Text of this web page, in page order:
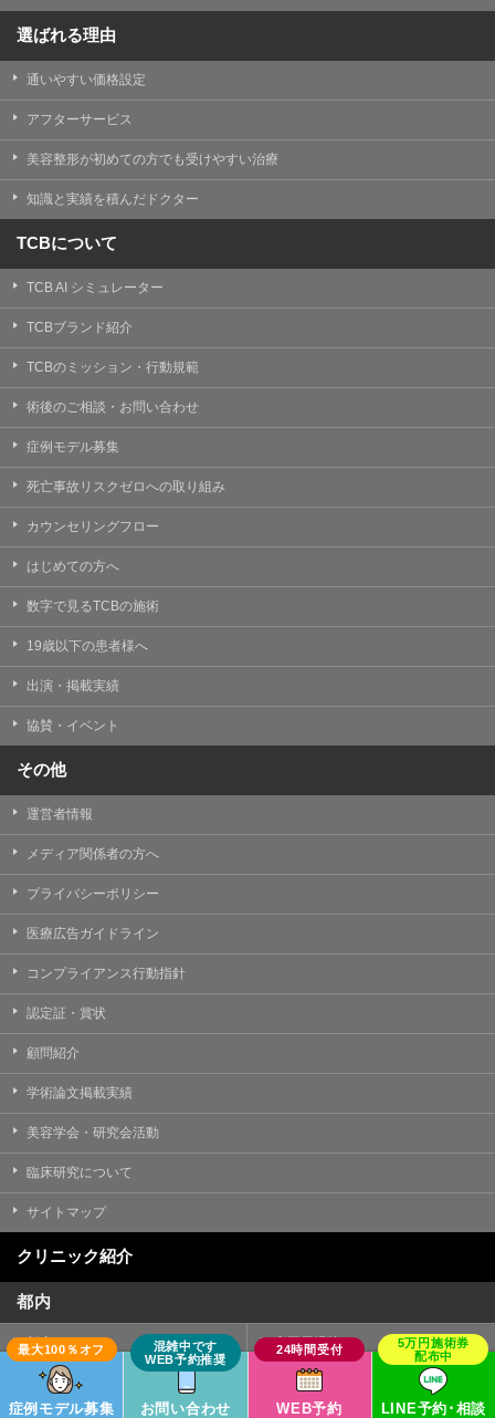
選ばれる理由
通いやすい価格設定
アフターサービス
美容整形が初めての方でも受けやすい治療
知識と実績を積んだドクター
TCBについて
TCB AI シミュレーター
TCBブランド紹介
TCBのミッション・行動規範
術後のご相談・お問い合わせ
症例モデル募集
死亡事故リスクゼロへの取り組み
カウンセリングフロー
はじめての方へ
数字で見るTCBの施術
19歳以下の患者様へ
出演・掲載実績
協賛・イベント
その他
運営者情報
メディア関係者の方へ
プライバシーポリシー
医療広告ガイドライン
コンプライアンス行動指針
認定証・賞状
顧問紹介
学術論文掲載実績
美容学会・研究会活動
臨床研究について
サイトマップ
クリニック紹介
都内
新宿エリア 高田馬場院
池袋駅前院 銀座エリア
症例モデル募集 お問い合わせ WEB予約 LINE予約･相談